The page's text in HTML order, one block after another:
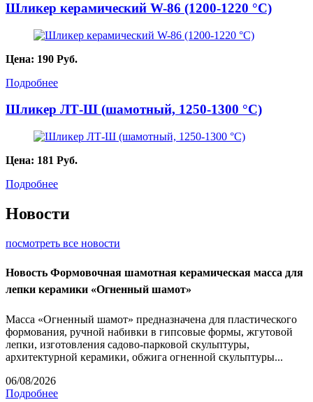
Шликер керамический W-86 (1200-1220 °C)
Цена: 190 Руб.
Подробнее
Шликер ЛТ-Ш (шамотный, 1250-1300 °С)
Цена: 181 Руб.
Подробнее
Новости
посмотреть все новости
Новость Формовочная шамотная керамическая масса для
лепки керамики «Огненный шамот»
Масса «Огненный шамот» предназначена для пластического
формования, ручной набивки в гипсовые формы, жгутовой
лепки, изготовления садово-парковой скульптуры,
архитектурной керамики, обжига огненной скульптуры...
06/08/2026
Подробнее